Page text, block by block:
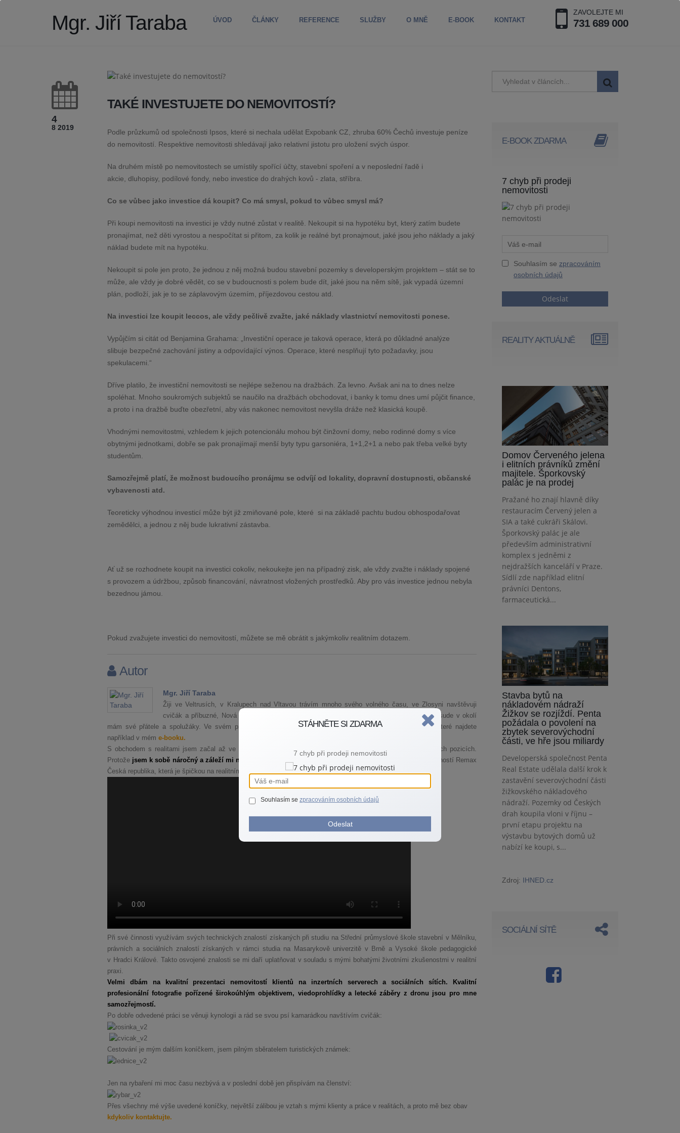
Mgr. Jiří Taraba ZAVOLEJTE MI
731 689 000
ÚVOD ČLÁNKY REFERENCE SLUŽBY O MNĚ E-BOOK KONTAKT
4
8 2019
TAKÉ INVESTUJETE DO NEMOVITOSTÍ?
Podle průzkumů od společnosti Ipsos, které si nechala udělat Expobank CZ, zhruba 60% Čechů investuje peníze
do nemovitostí. Respektive nemovitosti shledávají jako relativní jistotu pro uložení svých úspor.
Na druhém místě po nemovitostech se umístily spořící účty, stavební spoření a v neposlední řadě i
akcie, dluhopisy, podílové fondy, nebo investice do drahých kovů - zlata, stříbra.
Co se vůbec jako investice dá koupit? Co má smysl, pokud to vůbec smysl má?
Při koupi nemovitosti na investici je vždy nutné zůstat v realitě. Nekoupit si na hypotéku byt, který zatím budete
pronajímat, než děti vyrostou a nespočítat si přitom, za kolik je reálné byt pronajmout, jaké jsou jeho náklady a jaký
náklad budete mít na hypotéku.
Nekoupit si pole jen proto, že jednou z něj možná budou stavební pozemky s developerským projektem – stát se to
může, ale vždy je dobré vědět, co se v budoucnosti s polem bude dít, jaké jsou na něm sítě, jak vypadá územní
plán, podloží, jak je to se záplavovým územím, příjezdovou cestou atd.
Na investici lze koupit leccos, ale vždy pečlivě zvažte, jaké náklady vlastnictví nemovitosti ponese.
Vypůjčím si citát od Benjamina Grahama: „Investiční operace je taková operace, která po důkladné analýze
slibuje bezpečné zachování jistiny a odpovídající výnos. Operace, které nesplňují tyto požadavky, jsou
spekulacemi.“
Dříve platilo, že investiční nemovitosti se nejlépe seženou na dražbách. Za levno. Avšak ani na to dnes nelze
spoléhat. Mnoho soukromých subjektů se naučilo na dražbách obchodovat, i banky k tomu dnes umí půjčit finance,
a proto i na dražbě buďte obezřetní, aby vás nakonec nemovitost nevyšla dráže než klasická koupě.
Vhodnými nemovitostmi, vzhledem k jejich potencionálu mohou být činžovní domy, nebo rodinné domy s více
obytnými jednotkami, dobře se pak pronajímají menší byty typu garsoniéra, 1+1,2+1 a nebo pak třeba velké byty
studentům.
Samozřejmě platí, že možnost budoucího pronájmu se odvíjí od lokality, dopravní dostupnosti, občanské
vybavenosti atd.
Teoreticky výhodnou investicí může být již zmiňované pole, které si na základě pachtu budou obhospodařovat
zemědělci, a jednou z něj bude lukrativní zástavba.
Ať už se rozhodnete koupit na investici cokoliv, nekoukejte jen na případný zisk, ale vždy zvažte i náklady spojené
s provozem a údržbou, způsob financování, návratnost vložených prostředků. Aby pro vás investice jednou nebyla
bezednou jámou.
Pokud zvažujete investici do nemovitostí, můžete se mě obrátit s jakýmkoliv realitním dotazem.
Autor
Mgr. Jiří Taraba
Žiji ve Veltrusích, v Kralupech nad Vltavou trávím mnoho svého volného času, ve Zlosyni navštěvuji
cvičák a příbuzné, Nová Ves a Nelahozeves jsou pro mne milou vzpomínkou na dětství. Všude v okolí
mám své přátele a spolužáky. Ve svém pracovním čase připravuji stále nové a nové informace pro Vás, které najdete
například v mém e-booku.
S obchodem s realitami jsem začal až ve zralém věku po mnoha letech strávených na různých manažerských pozicích.
Protože jsem k sobě náročný a záleží mi na kvalitě mé práce
, rozhodl jsem se spojit své podnikání se společností Remax
Česká republika, která je špičkou na realitním trhu.
Při své činnosti využívám svých technických znalostí získaných při studiu na Střední průmyslové škole stavební v Mělníku,
právních a sociálních znalostí získaných v rámci studia na Masarykově univerzitě v Brně a Vysoké škole pedagogické
v Hradci Králové. Takto osvojené znalosti se mi daří uplatňovat v souladu s mými bohatými životními zkušenostmi v realitní
praxi.
Velmi dbám na kvalitní prezentaci nemovitostí klientů na inzertních serverech a sociálních sítích. Kvalitní
profesionální fotografie pořízené širokoúhlým objektivem, viedoprohlídky a letecké záběry z dronu jsou pro mne
samozřejmostí.
Po dobře odvedené práci se věnuji kynologii a rád se svou psí kamarádkou navštívím cvičák:
Cestování je mým dalším koníčkem, jsem pilným sběratelem turistických známek:
Jen na rybaření mi moc času nezbývá a v poslední době jen přispívám na členství:
Přes všechny mé výše uvedené koníčky, největší zálibou je vztah s mými klienty a práce v realitách, a proto mě bez obav
kdykoliv kontaktujte.
E-BOOK ZDARMA
7 chyb při prodeji
nemovitosti
Souhlasím se zpracováním
osobních údajů
Odeslat
REALITY AKTUÁLNĚ
Domov Červeného jelena
i elitních právníků změní
majitele. Šporkovský
palác je na prodej
Pražané ho znají hlavně díky
restauracím Červený jelen a
SIA a také cukráři Skálovi.
Šporkovský palác je ale
především administrativní
komplex s jedněmi z
nejdražších kanceláří v Praze.
Sídlí zde například elitní
právníci Dentons,
farmaceutická...
Stavba bytů na
nákladovém nádraží
Žižkov se rozjíždí. Penta
požádala o povolení na
zbytek severovýchodní
části, ve hře jsou miliardy
Developerská společnost Penta
Real Estate udělala další krok k
zastavění severovýchodní části
žižkovského nákladového
nádraží. Pozemky od Českých
drah koupila vloni v říjnu –
první etapu projektu na
výstavbu bytových domů už
nabízí ke koupi, s...
Zdroj: IHNED.cz
SOCIÁLNÍ SÍTĚ
STÁHNĚTE SI ZDARMA
7 chyb při prodeji nemovitosti
Souhlasím se zpracováním osobních údajů
Odeslat